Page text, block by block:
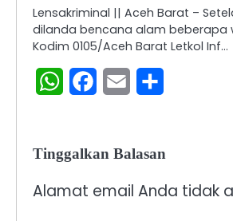
Lensakriminal || Aceh Barat –
dilanda bencana alam beberapa
Kodim 0105/Aceh Barat Letkol Inf…
WhatsAppFacebook
Email
Tinggalkan Balasan
Alamat email Anda tidak